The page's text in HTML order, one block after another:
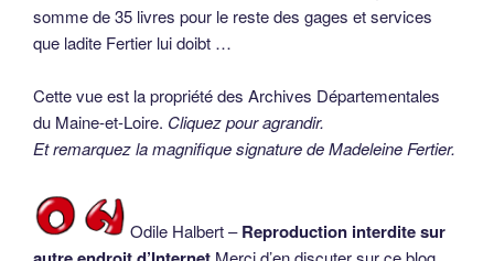
somme de 35 livres pour le reste des gages et services
que ladite Fertier lui doibt …
Cette vue est la propriété des Archives Départementales
du Maine-et-Loire. Cliquez pour agrandir.
Et remarquez la magnifique signature de Madeleine Fertier.
Odile Halbert –Reproduction interdite sur